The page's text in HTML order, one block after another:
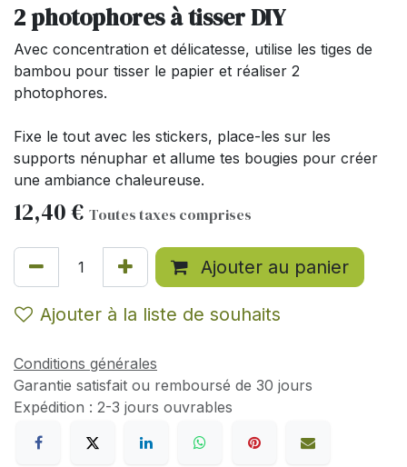
2 photophores à tisser DIY
Avec concentration et délicatesse, utilise les tiges de
bambou pour tisser le papier et réaliser 2
photophores.
Fixe le tout avec les stickers, place-les sur les
supports nénuphar et allume tes bougies pour créer
une ambiance chaleureuse.
12,40€ Toutes taxes comprises
Ajouter au panier
Ajouter à la liste de souhaits
Conditions générales
Garantie satisfait ou remboursé de 30 jours
Expédition : 2-3 jours ouvrables